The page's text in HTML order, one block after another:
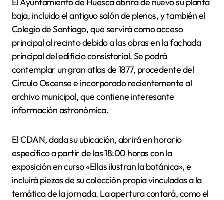
baja, incluido el antiguo salón de plenos, y también el
Colegio de Santiago, que servirá como acceso
principal al recinto debido a las obras en la fachada
principal del edificio consistorial. Se podrá
contemplar un gran atlas de 1877, procedente del
Círculo Oscense e incorporado recientemente al
archivo municipal, que contiene interesante
información astronómica.
El CDAN, dada su ubicación, abrirá en horario
específico a partir de las 18:00 horas con la
exposición en curso «Ellas ilustran la botánica», e
incluirá piezas de su colección propia vinculadas a la
temática de la jornada. La apertura contará, como el